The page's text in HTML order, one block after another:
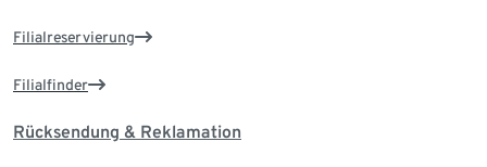
Filialreservierung
Filialfinder
Rücksendung & Reklamation